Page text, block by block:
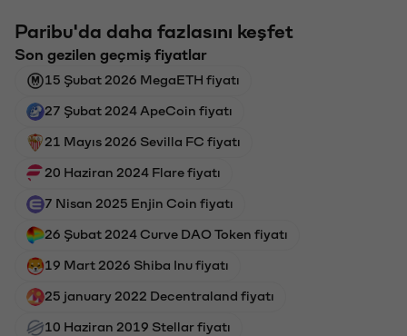
Paribu'da daha fazlasını keşfet
Son gezilen geçmiş fiyatlar
15 Şubat 2026 MegaETH fiyatı
27 Şubat 2024 ApeCoin fiyatı
21 Mayıs 2026 Sevilla FC fiyatı
20 Haziran 2024 Flare fiyatı
7 Nisan 2025 Enjin Coin fiyatı
26 Şubat 2024 Curve DAO Token fiyatı
19 Mart 2026 Shiba Inu fiyatı
25 january 2022 Decentraland fiyatı
10 Haziran 2019 Stellar fiyatı